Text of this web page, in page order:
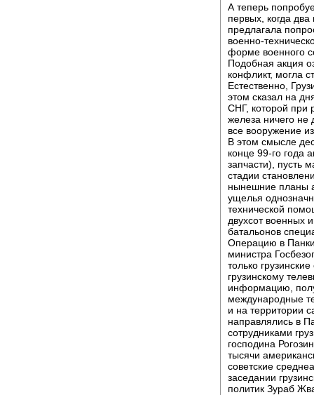
А теперь
первых, когда
предлагала
военно-
форме военного
Подобная акция
конфликт, могла
Естественно,
этом сказал на
СНГ, которой при
железа ничего не
все вооружение
В этом смысле
конце 99-го года
запчасти), пусть
стадии
нынешние планы
ущелья
технической
двухсот военных
батальонов
Операцию в
министра
только
грузинскому
информацию,
международные
и на территории
направлялись в
сотрудниками
господина
тысячи
советские
заседании
политик Зураб